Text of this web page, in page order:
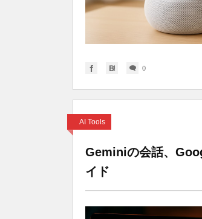
0
AI Tools
Geminiの会話、
イド